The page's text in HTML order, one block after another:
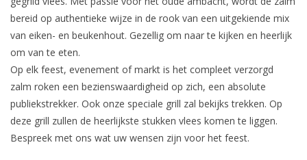
bereid op authentieke wijze in de rook van een uitgekiende mix
van eiken- en beukenhout. Gezellig om naar te kijken en heerlijk
om van te eten.
Op elk feest, evenement of markt is het compleet verzorgd
zalm roken een bezienswaardigheid op zich, een absolute
publiekstrekker. Ook onze speciale grill zal bekijks trekken. Op
deze grill zullen de heerlijkste stukken vlees komen te liggen.
Bespreek met ons wat uw wensen zijn voor het feest.